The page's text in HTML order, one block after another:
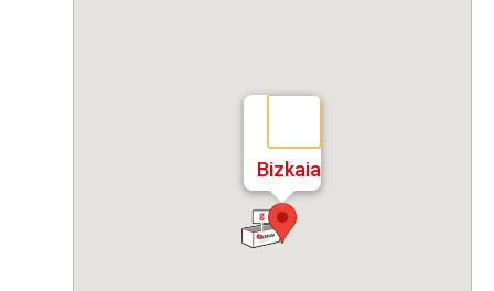
Bizkaia